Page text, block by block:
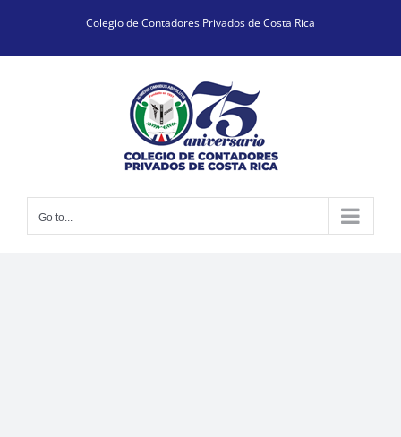
content
Colegio de Contadores Privados de Costa Rica
Go to...